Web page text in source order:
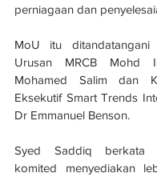
perniagaan dan
MoU itu ditandatangani
Urusan MRCB Mohd
Mohamed Salim dan
Eksekutif Smart Trends
Dr Emmanuel Benson.
Syed Saddiq berkata
komited menyediakan